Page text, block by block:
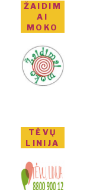
ŽAIDIM
AI
MOKO
TĖVŲ
LINIJA